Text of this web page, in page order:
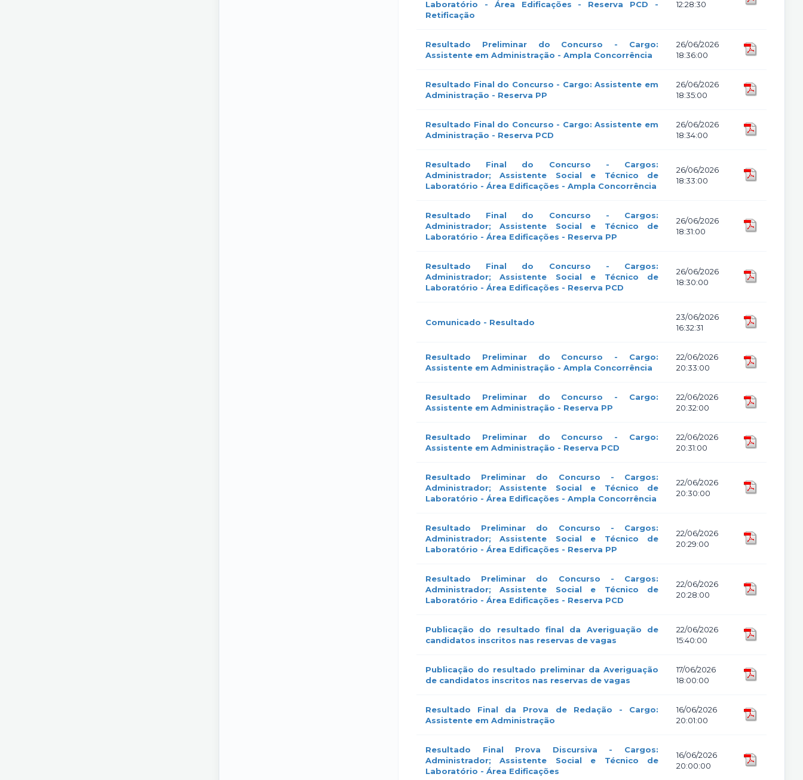
Laboratório - Área Edificações - Reserva PCD -
Retificação
12:28:30
Resultado Preliminar do Concurso - Cargo:
Assistente em Administração - Ampla Concorrência
26/06/2026
18:36:00
Resultado Final do Concurso - Cargo: Assistente em
Administração - Reserva PP
26/06/2026
18:35:00
Resultado Final do Concurso - Cargo: Assistente em
Administração - Reserva PCD
26/06/2026
18:34:00
Resultado Final do Concurso - Cargos:
Administrador; Assistente Social e Técnico de
Laboratório - Área Edificações - Ampla Concorrência
26/06/2026
18:33:00
Resultado Final do Concurso - Cargos:
Administrador; Assistente Social e Técnico de
Laboratório - Área Edificações - Reserva PP
26/06/2026
18:31:00
Resultado Final do Concurso - Cargos:
Administrador; Assistente Social e Técnico de
Laboratório - Área Edificações - Reserva PCD
26/06/2026
18:30:00
Comunicado - Resultado
23/06/2026
16:32:31
Resultado Preliminar do Concurso - Cargo:
Assistente em Administração - Ampla Concorrência
22/06/2026
20:33:00
Resultado Preliminar do Concurso - Cargo:
Assistente em Administração - Reserva PP
22/06/2026
20:32:00
Resultado Preliminar do Concurso - Cargo:
Assistente em Administração - Reserva PCD
22/06/2026
20:31:00
Resultado Preliminar do Concurso - Cargos:
Administrador; Assistente Social e Técnico de
Laboratório - Área Edificações - Ampla Concorrência
22/06/2026
20:30:00
Resultado Preliminar do Concurso - Cargos:
Administrador; Assistente Social e Técnico de
Laboratório - Área Edificações - Reserva PP
22/06/2026
20:29:00
Resultado Preliminar do Concurso - Cargos:
Administrador; Assistente Social e Técnico de
Laboratório - Área Edificações - Reserva PCD
22/06/2026
20:28:00
Publicação do resultado final da Averiguação de
candidatos inscritos nas reservas de vagas
22/06/2026
15:40:00
Publicação do resultado preliminar da Averiguação
de candidatos inscritos nas reservas de vagas
17/06/2026
18:00:00
Resultado Final da Prova de Redação - Cargo:
Assistente em Administração
16/06/2026
20:01:00
Resultado Final Prova Discursiva - Cargos:
Administrador; Assistente Social e Técnico de
Laboratório - Área Edificações
16/06/2026
20:00:00